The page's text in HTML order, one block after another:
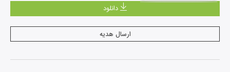
دانلود
ارسال هدیه